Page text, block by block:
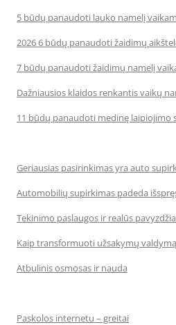
5 būdų panaudoti lauko namelį
2026 6 būdų panaudoti žaidimų
7 būdų panaudoti žaidimų namelį
Dažniausios klaidos renkantis vaikų
11 būdų panaudoti medinę laipiojimo
Geriausias pasirinkimas yra auto
Automobilių supirkimas padeda
Tekinimo paslaugos ir realūs
Kaip transformuoti užsakymų
Atbulinis osmosas ir nauda
Paskolos internetu – greitai